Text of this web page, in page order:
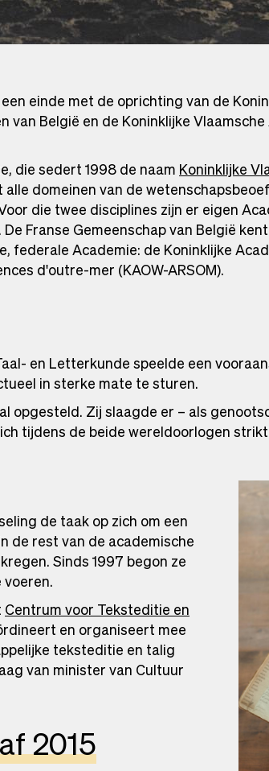
einde met de oprichting van de
België en de Koninklijke
die sedert 1998 de naam Koninklijke
domeinen van de
die twee disciplines zijn er eigen
De Franse Gemeenschap van België
federale Academie: de Koninklijke
d'outre-mer (KAOW-ARSOM).
en Letterkunde speelde een
in sterke mate te sturen.
opgesteld. Zij slaagde er – als
tijdens de beide wereldoorlogen
de taak op zich om een
de rest van de academische
Sinds 1997 begon ze
Centrum voor Teksteditie en
en organiseert mee
teksteditie en talig
van minister van Cultuur
2015